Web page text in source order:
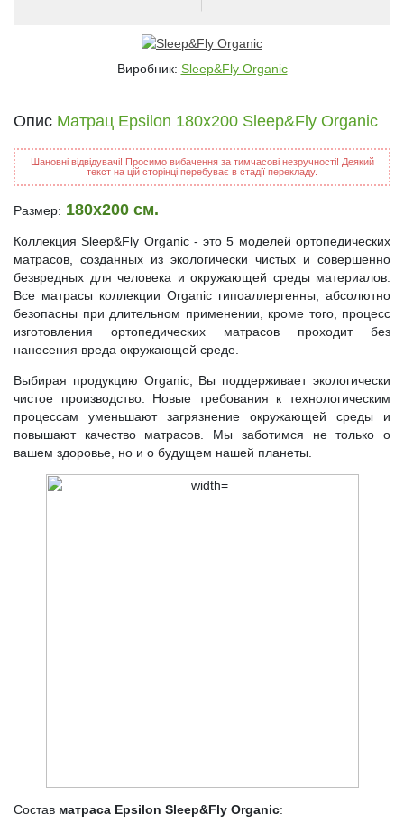
Виробник: Sleep&Fly Organic
Опис Матрац Epsilon 180x200 Sleep&Fly Organic
Шановні відвідувачі! Просимо вибачення за тимчасові незручності! Деякий
текст на цій сторінці перебуває в стадії перекладу.
Размер: 180x200 см.
Коллекция Sleep&Fly Organic - это 5 моделей ортопедических
матрасов, созданных из экологически чистых и совершенно
безвредных для человека и окружающей среды материалов.
Все матрасы коллекции Organic гипоаллергенны, абсолютно
безопасны при длительном применении, кроме того, процесс
изготовления ортопедических матрасов проходит без
нанесения вреда окружающей среде.
Выбирая продукцию Organic, Вы поддерживает экологически
чистое производство. Новые требования к технологическим
процессам уменьшают загрязнение окружающей среды и
повышают качество матрасов. Мы заботимся не только о
вашем здоровье, но и о будущем нашей планеты.
Состав матраса Epsilon Sleep&Fly Organic: